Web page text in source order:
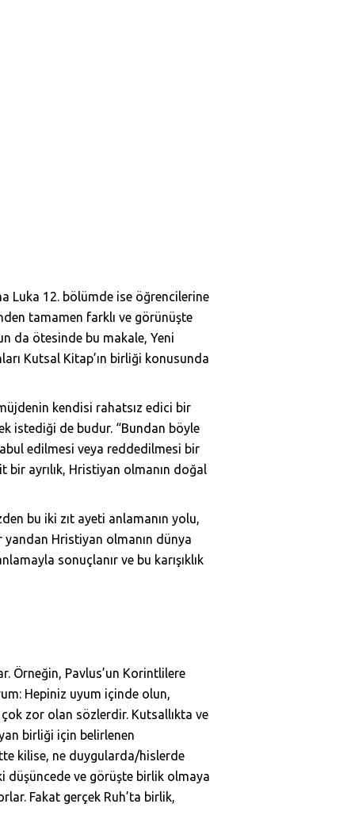
Luka 12. bölümde ise öğrencilerine
tamamen farklı ve görünüşte
da ötesinde bu makale, Yeni
Kutsal Kitap’ın birliği konusunda
kendisi rahatsız edici bir
istediği de budur. “Bundan böyle
edilmesi veya reddedilmesi bir
bir ayrılık, Hristiyan olmanın doğal
bu iki zıt ayeti anlamanın yolu,
yandan Hristiyan olmanın dünya
sonuçlanır ve bu karışıklık
Örneğin, Pavlus’un Korintlilere
Hepiniz uyum içinde olun,
zor olan sözlerdir. Kutsallıkta ve
birliği için belirlenen
kilise, ne duygularda/hislerde
düşüncede ve görüşte birlik olmaya
Fakat gerçek Ruh’ta birlik,